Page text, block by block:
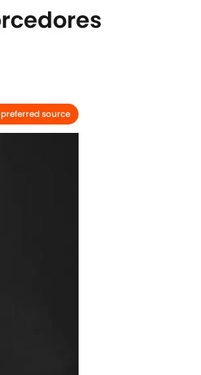
source